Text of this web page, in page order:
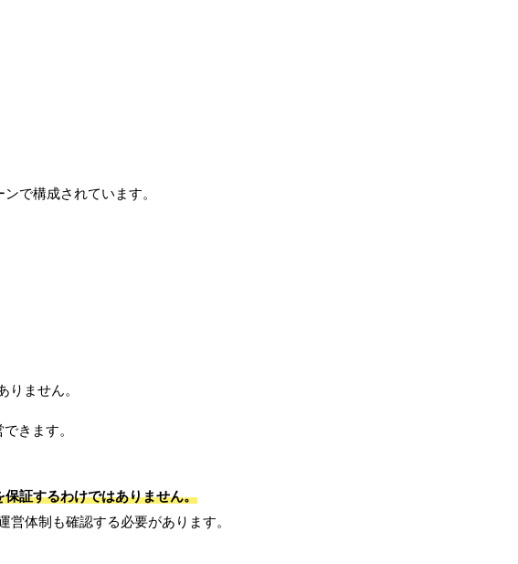
で構成されています。
ません。
きます。
証するわけではありません。
体制も確認する必要があります。